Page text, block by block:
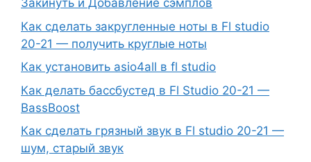
Закинуть и Добавление сэмплов
Как сделать закругленные ноты в Fl studio
20-21 — получить круглые ноты
Как установить asio4all в fl studio
Как делать бассбустед в Fl Studio 20-21 —
BassBoost
Как сделать грязный звук в Fl studio 20-21 —
шум, старый звук